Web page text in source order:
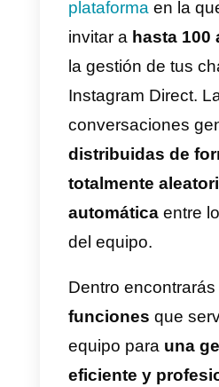
Además,
las historias,
contenido
formato
vídeo que
determinante
anuncio.